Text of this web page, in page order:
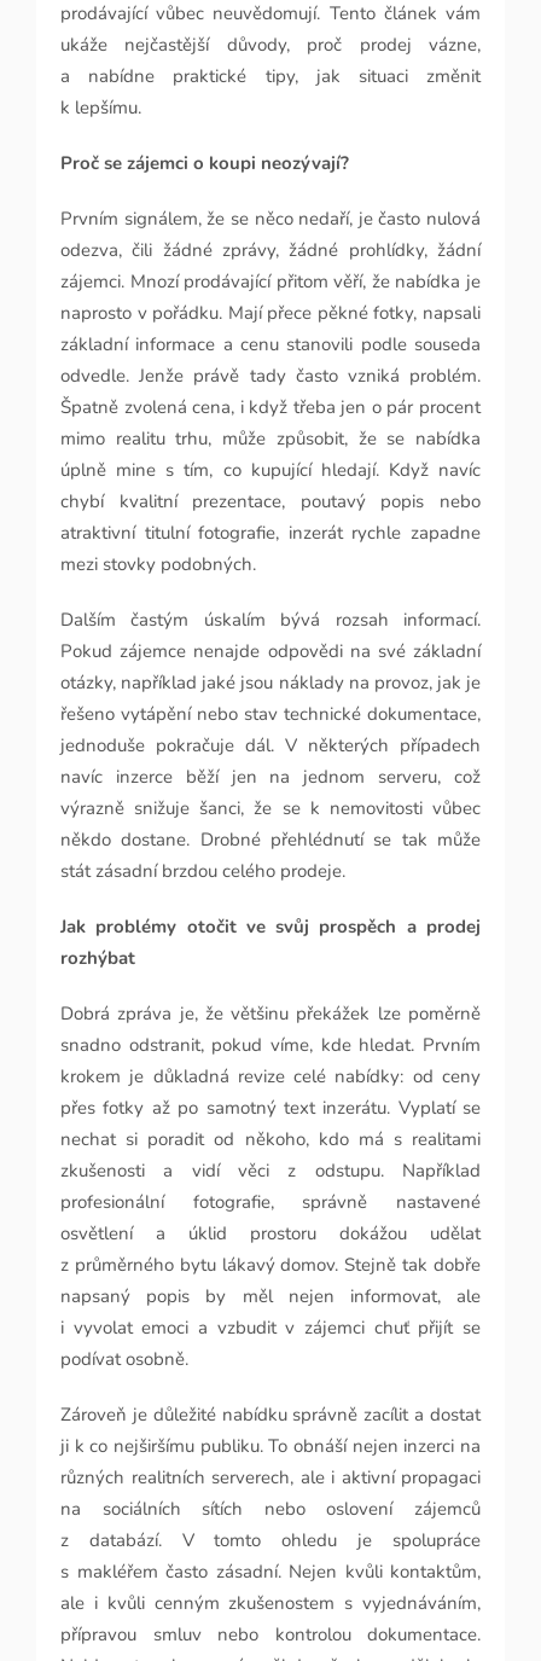
prodávající vůbec neuvědomují. Tento článek vám
ukáže nejčastější důvody, proč prodej vázne,
a nabídne praktické tipy, jak situaci změnit
k lepšímu.
Proč se zájemci o koupi neozývají?
Prvním signálem, že se něco nedaří, je často nulová
odezva, čili žádné zprávy, žádné prohlídky, žádní
zájemci. Mnozí prodávající přitom věří, že nabídka je
naprosto v pořádku. Mají přece pěkné fotky, napsali
základní informace a cenu stanovili podle souseda
odvedle. Jenže právě tady často vzniká problém.
Špatně zvolená cena, i když třeba jen o pár procent
mimo realitu trhu, může způsobit, že se nabídka
úplně mine s tím, co kupující hledají. Když navíc
chybí kvalitní prezentace, poutavý popis nebo
atraktivní titulní fotografie, inzerát rychle zapadne
mezi stovky podobných.
Dalším častým úskalím bývá rozsah informací.
Pokud zájemce nenajde odpovědi na své základní
otázky, například jaké jsou náklady na provoz, jak je
řešeno vytápění nebo stav technické dokumentace,
jednoduše pokračuje dál. V některých případech
navíc inzerce běží jen na jednom serveru, což
výrazně snižuje šanci, že se k nemovitosti vůbec
někdo dostane. Drobné přehlédnutí se tak může
stát zásadní brzdou celého prodeje.
Jak problémy otočit ve svůj prospěch a prodej
rozhýbat
Dobrá zpráva je, že většinu překážek lze poměrně
snadno odstranit, pokud víme, kde hledat. Prvním
krokem je důkladná revize celé nabídky: od ceny
přes fotky až po samotný text inzerátu. Vyplatí se
nechat si poradit od někoho, kdo má s realitami
zkušenosti a vidí věci z odstupu. Například
profesionální fotografie, správně nastavené
osvětlení a úklid prostoru dokážou udělat
z průměrného bytu lákavý domov. Stejně tak dobře
napsaný popis by měl nejen informovat, ale
i vyvolat emoci a vzbudit v zájemci chuť přijít se
podívat osobně.
Zároveň je důležité nabídku správně zacílit a dostat
ji k co nejširšímu publiku. To obnáší nejen inzerci na
různých realitních serverech, ale i aktivní propagaci
na sociálních sítích nebo oslovení zájemců
z databází. V tomto ohledu je spolupráce
s makléřem často zásadní. Nejen kvůli kontaktům,
ale i kvůli cenným zkušenostem s vyjednáváním,
přípravou smluv nebo kontrolou dokumentace.